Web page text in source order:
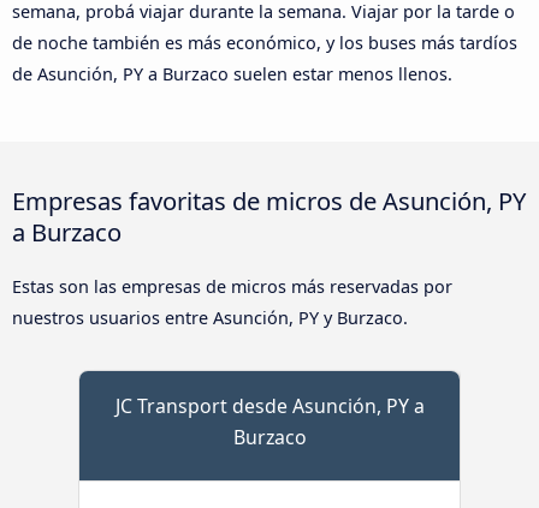
semana, probá viajar durante la semana. Viajar por la tarde o
de noche también es más económico, y los buses más tardíos
de Asunción, PY a Burzaco suelen estar menos llenos.
Empresas favoritas de micros de Asunción, PY
a Burzaco
Estas son las empresas de micros más reservadas por
nuestros usuarios entre Asunción, PY y Burzaco.
JC Transport desde Asunción, PY a
Burzaco